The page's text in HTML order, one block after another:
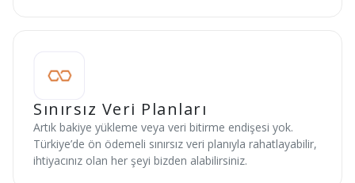
Sınırsız Veri Planları
Artık bakiye yükleme veya veri bitirme endişesi yok.
Türkiye’de ön ödemeli sınırsız veri planıyla rahatlayabilir,
ihtiyacınız olan her şeyi bizden alabilirsiniz.